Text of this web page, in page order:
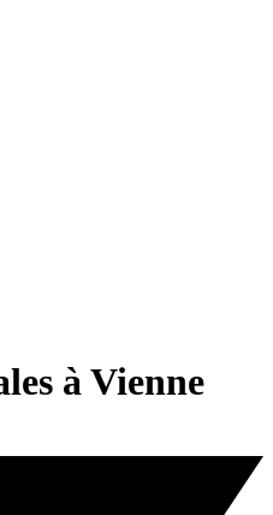
à Vienne